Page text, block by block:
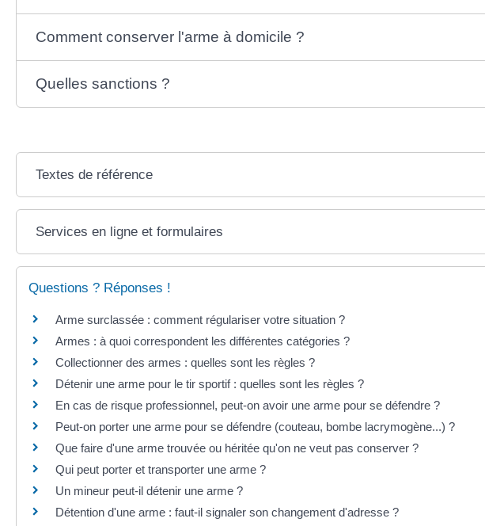
Comment conserver l'arme à domicile ?
Quelles sanctions ?
Textes de référence
Services en ligne et formulaires
Questions ? Réponses !
Arme surclassée : comment régulariser votre situation ?
Armes : à quoi correspondent les différentes catégories ?
Collectionner des armes : quelles sont les règles ?
Détenir une arme pour le tir sportif : quelles sont les règles ?
En cas de risque professionnel, peut-on avoir une arme pour se défendre ?
Peut-on porter une arme pour se défendre (couteau, bombe lacrymogène...) ?
Que faire d'une arme trouvée ou héritée qu'on ne veut pas conserver ?
Qui peut porter et transporter une arme ?
Un mineur peut-il détenir une arme ?
Détention d'une arme : faut-il signaler son changement d'adresse ?